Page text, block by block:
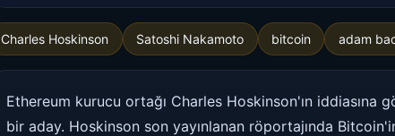
Charles Hoskinson Satoshi Nakamoto bitcoin adam
Ethereum kurucu ortağı Charles Hoskinson'ın
bir aday. Hoskinson son yayınlanan röportajında